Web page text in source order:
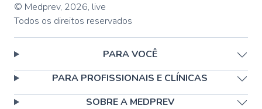
© Medprev, 2026, live
Todos os direitos reservados
PARA VOCÊ
PARA PROFISSIONAIS E CLÍNICAS
SOBRE A MEDPREV